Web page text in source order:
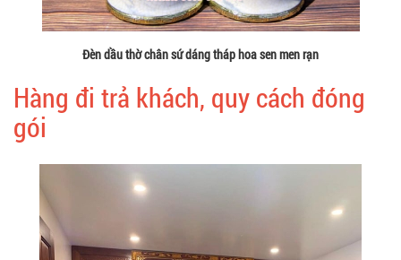
Đèn dầu thờ chân sứ dáng tháp hoa sen men rạn
Hàng đi trả khách, quy cách đóng
gói